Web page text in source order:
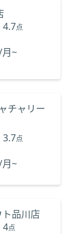
4.7点
~
チャリー
3.7点
~
品川店
4点